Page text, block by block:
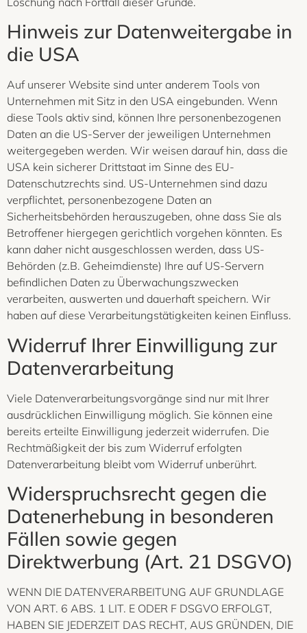
Hinweis zur Datenweitergabe in
die USA
Auf unserer Website sind unter anderem Tools von
Unternehmen mit Sitz in den USA eingebunden. Wenn
diese Tools aktiv sind, können Ihre personenbezogenen
Daten an die US-Server der jeweiligen Unternehmen
weitergegeben werden. Wir weisen darauf hin, dass die
USA kein sicherer Drittstaat im Sinne des EU-
Datenschutzrechts sind. US-Unternehmen sind dazu
verpflichtet, personenbezogene Daten an
Sicherheitsbehörden herauszugeben, ohne dass Sie als
Betroffener hiergegen gerichtlich vorgehen könnten. Es
kann daher nicht ausgeschlossen werden, dass US-
Behörden (z.B. Geheimdienste) Ihre auf US-Servern
befindlichen Daten zu Überwachungszwecken
verarbeiten, auswerten und dauerhaft speichern. Wir
haben auf diese Verarbeitungstätigkeiten keinen Einfluss.
Widerruf Ihrer Einwilligung zur
Datenverarbeitung
Viele Datenverarbeitungsvorgänge sind nur mit Ihrer
ausdrücklichen Einwilligung möglich. Sie können eine
bereits erteilte Einwilligung jederzeit widerrufen. Die
Rechtmäßigkeit der bis zum Widerruf erfolgten
Datenverarbeitung bleibt vom Widerruf unberührt.
Widerspruchsrecht gegen die
Datenerhebung in besonderen
Fällen sowie gegen
Direktwerbung (Art. 21 DSGVO)
WENN DIE DATENVERARBEITUNG AUF GRUNDLAGE
VON ART. 6 ABS. 1 LIT. E ODER F DSGVO ERFOLGT,
HABEN SIE JEDERZEIT DAS RECHT, AUS GRÜNDEN, DIE